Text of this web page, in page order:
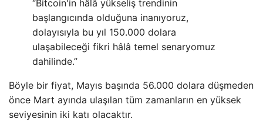
“Bitcoin'in hâlâ yükseliş trendinin
başlangıcında olduğuna inanıyoruz,
dolayısıyla bu yıl 150.000 dolara
ulaşabileceği fikri hâlâ temel senaryomuz
dahilinde.”
Böyle bir fiyat, Mayıs başında 56.000 dolara düşmeden
önce Mart ayında ulaşılan tüm zamanların en yüksek
seviyesinin iki katı olacaktır.